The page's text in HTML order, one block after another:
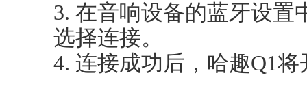
3. 在音响设备的蓝牙设置
选择连接。
4. 连接成功后，哈趣Q1